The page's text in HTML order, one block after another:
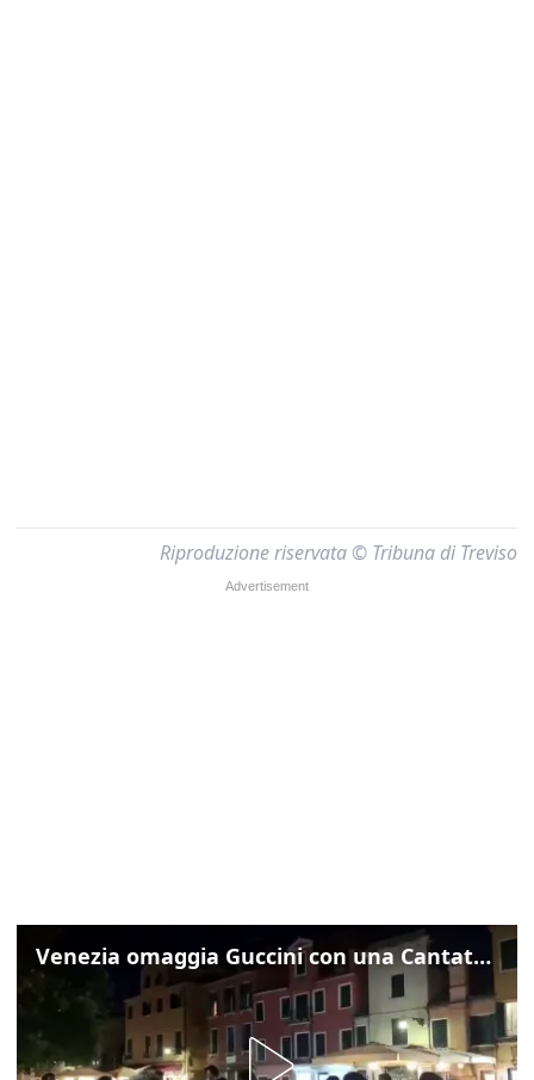
Riproduzione riservata © Tribuna di Treviso
Venezia omaggia Guccini con una Cantata Anarchica in campo Santa Margherita